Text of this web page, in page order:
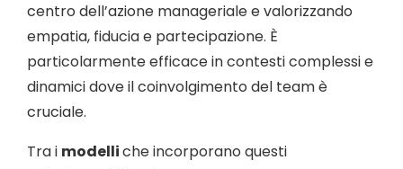
centro dell’azione manageriale e valorizzando
empatia, fiducia e partecipazione. È
particolarmente efficace in contesti complessi e
dinamici dove il coinvolgimento del team è
cruciale.
Tra i modelliche incorporano questi